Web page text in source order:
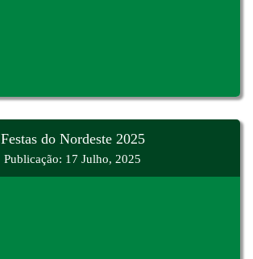
Festas do Nordeste 2025
Publicação: 17 Julho, 2025